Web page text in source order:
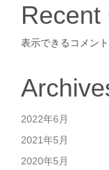
Recent
表示できるコメン
2022年6月
2021年5月
2020年5月